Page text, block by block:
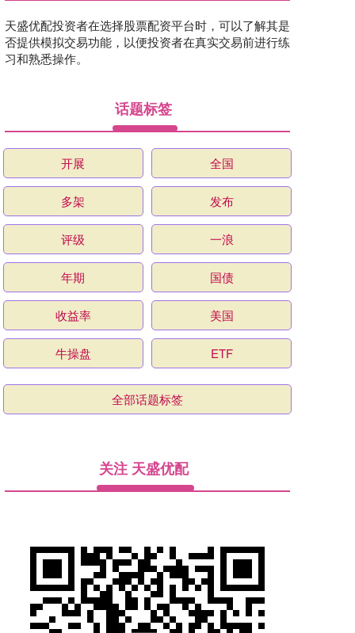
天盛优配投资者在选择股票配资平台时，可以了解其是
否提供模拟交易功能，以便投资者在真实交易前进行练
习和熟悉操作。
话题标签
开展 全国
多架 发布
评级 一浪
年期 国债
收益率 美国
牛操盘 ETF
全部话题标签
关注 天盛优配